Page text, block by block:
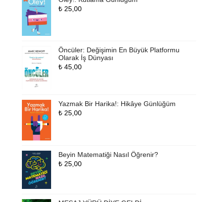
₺25,00
Öncüler: Değişimin En Büyük Platformu
Olarak İş Dünyası
₺45,00
Yazmak Bir Harika!: Hikâye Günlüğüm
₺25,00
Beyin Matematiği Nasıl Öğrenir?
₺25,00